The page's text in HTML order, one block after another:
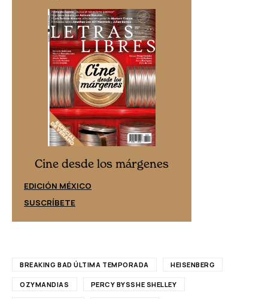
Cine desde los márgenes
EDICIÓN MÉXICO
SUSCRÍBETE
BREAKING BAD ÚLTIMA TEMPORADA HEISENBERG
OZYMANDIAS PERCY BYSSHE SHELLEY